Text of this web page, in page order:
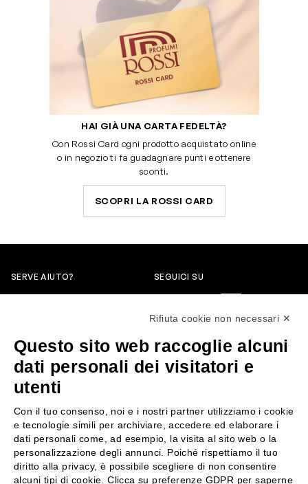
HAI GIÀ UNA CARTA FEDELTÀ?
Con Rossi Card ogni prodotto acquistato online
o in negozio ti fa guadagnare punti e ottenere
sconti.
SCOPRI LA ROSSI CARD
SERVE AIUTO?
servizioclienti@rossiprofumi.it
SEGUICI SU
SERVIZIO CLIENTI
Resi e rimborsi
Pagamenti
Spedizione
Condizioni generali di vendita
Chi siamo
Contattaci
Negozi
Attiva la Rossi Card
Rifiuta cookie non necessari ✕
Questo sito web raccoglie alcuni
dati personali dei visitatori e
utenti
Con il tuo consenso, noi e i nostri partner utilizziamo i cookie
e tecnologie simili per archiviare, accedere ed elaborare i
dati personali come, ad esempio, la visita al sito web o la
personalizzazione degli annunci. Poiché rispettiamo il tuo
diritto alla privacy, è possibile scegliere di non consentire
alcuni tipi di cookie. Clicca su preferenze GDPR per saperne